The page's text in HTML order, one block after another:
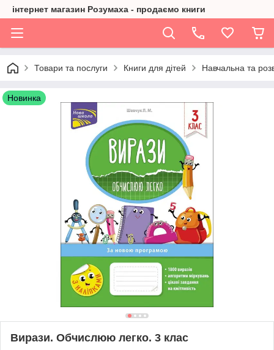
інтернет магазин Розумаха - продаємо книги
Товари та послуги Книги для дітей Навчальна та
Новинка
Вирази. Обчислюю легко. 3 клас